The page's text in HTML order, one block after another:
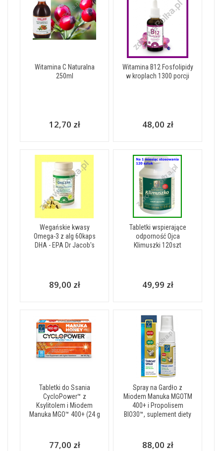
Witamina C Naturalna
250ml
12,70 zł
Witamina B12 Fosfolipidy
w kroplach 1300 porcji
48,00 zł
Wegańskie kwasy
Omega-3 z alg 60kaps
DHA - EPA Dr Jacob's
89,00 zł
Tabletki wspierające
odporność Ojca
Klimuszki 120szt
49,99 zł
Tabletki do Ssania
CycloPower™ z
Ksylitolem i Miodem
Manuka MGO™ 400+ (24 g
77,00 zł
Spray na Gardło z
Miodem Manuka MGOTM
400+ i Propolisem
BIO30™, suplement diety
88,00 zł